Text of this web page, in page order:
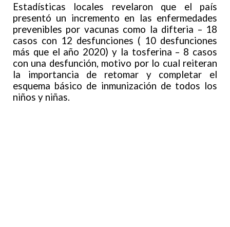
Estadísticas locales revelaron que el país
presentó un incremento en las enfermedades
prevenibles por vacunas como la difteria – 18
casos con 12 desfunciones ( 10 desfunciones
más que el año 2020) y la tosferina – 8 casos
con una desfunción, motivo por lo cual reiteran
la importancia de retomar y completar el
esquema básico de inmunización de todos los
niños y niñas.